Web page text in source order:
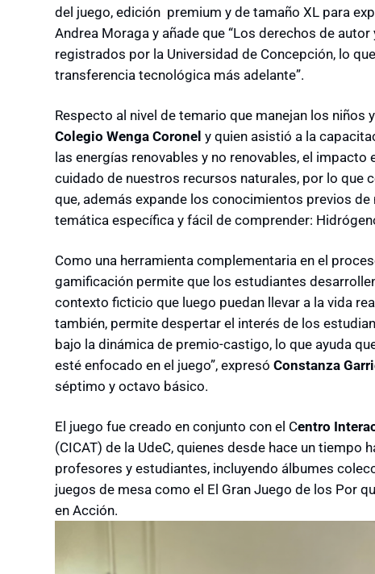
del juego, edición premium y de tamaño XL para
Andrea Moraga y añade que “Los derechos de
registrados por la Universidad de Concepción, lo
transferencia tecnológica más adelante”.
Respecto al nivel de temario que manejan los niños
Colegio Wenga Coronel y quien asistió a la
las energías renovables y no renovables, el
cuidado de nuestros recursos naturales, por lo que
que, además expande los conocimientos previos
temática específica y fácil de comprender:
Como una herramienta complementaria en el
gamificación permite que los estudiantes
contexto ficticio que luego puedan llevar a la vida
también, permite despertar el interés de los
bajo la dinámica de premio-castigo, lo que ayuda
esté enfocado en el juego”, expresó Constanza
séptimo y octavo básico.
El juego fue creado en conjunto con el Centro
(CICAT) de la UdeC, quienes desde hace un tiempo
profesores y estudiantes, incluyendo álbumes
juegos de mesa como el El Gran Juego de los Por
en Acción.